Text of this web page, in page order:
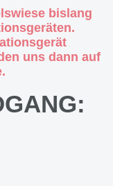
bislang
uns dann auf